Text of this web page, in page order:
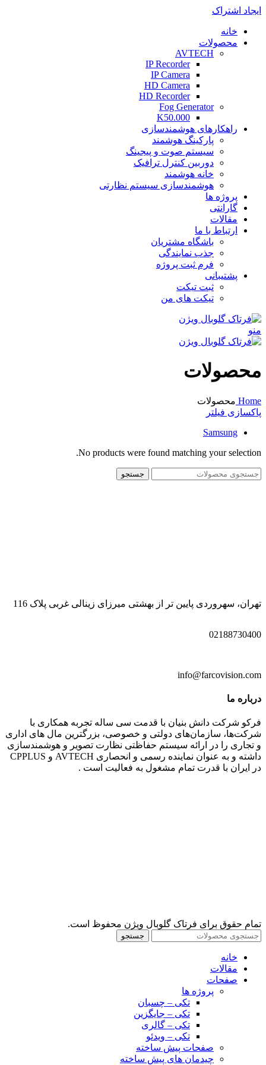
ایجاد اشتراک
خانه
محصولات
AVTECH
IP Recorder
IP Camera
HD Camera
HD Recorder
Fog Generator
K50.000
راهکارهای هوشمندسازی
پارکینگ هوشمند
سیستم صوت و پیجینگ
دوربین کنترل ترافیک
خانه هوشمند
هوشمندسازی سیستم نظارتی
پروژه ها
گارانتی
مقالات
ارتباط با ما
باشگاه مشتریان
جذب نمایندگی
فرم ثبت پروژه
پشتیبانی
ثبت تیکت
تیکت های من
منو
محصولات
Home محصولات
پاکسازی فیلتر
Samsung
No products were found matching your selection.
جستجو
تهران، سهروردی پایین تر از بهشتی میرزای زینالی غربی پلاک 116
02188730400
info@farcovision.com
درباره ما
فرکو شرکت دانش بنیان با قدمت سی ساله تجربه همکاری با
شرکت‌ها، سازمان‌های دولتی و خصوصی، بزرگترین مال های اداری
و تجاری را در ارائه سیستم حفاظتی نظارت تصویر و هوشمندسازی
داشته و به عنوان نماینده رسمی و انحصاری AVTECH و CPPLUS
در ایران با قدرت تمام مشغول به فعالیت است .
تمام حقوق برای فرتاک گلوبال ویژن محفوظ است.
جستجو
خانه
مقالات
صفحات
پروژه ها
تکی – چسبان
تکی – جایگزین
تکی – گالری
تکی – ویدئو
صفحات پیش ساخته
چیدمان های پیش ساخته